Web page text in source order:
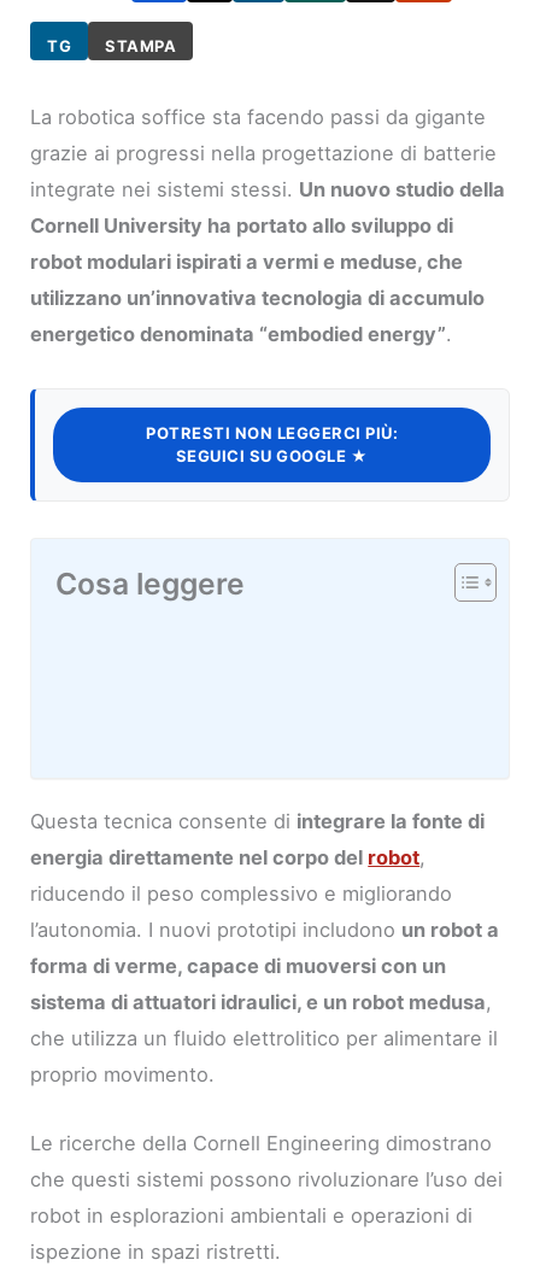
TG STAMPA
La robotica soffice sta facendo passi da gigante
grazie ai progressi nella progettazione di batterie
integrate nei sistemi stessi. Un nuovo studio della
Cornell University ha portato allo sviluppo di
robot modulari ispirati a vermi e meduse, che
utilizzano un’innovativa tecnologia di accumulo
energetico denominata “embodied energy”.
POTRESTI NON LEGGERCI PIÙ:
SEGUICI SU GOOGLE ★
Cosa leggere
Questa tecnica consente di integrare la fonte di
energia direttamente nel corpo del robot,
riducendo il peso complessivo e migliorando
l’autonomia. I nuovi prototipi includono un robot a
forma di verme, capace di muoversi con un
sistema di attuatori idraulici, e un robot medusa,
che utilizza un fluido elettrolitico per alimentare il
proprio movimento.
Le ricerche della Cornell Engineering dimostrano
che questi sistemi possono rivoluzionare l’uso dei
robot in esplorazioni ambientali e operazioni di
ispezione in spazi ristretti.